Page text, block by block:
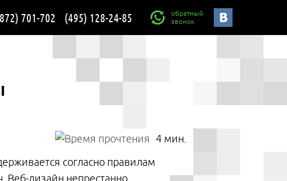
701-702 (495) 128-24-85
обратный
звонок
4 мин.
согласно правилам
Веб-дизайн непрестанно